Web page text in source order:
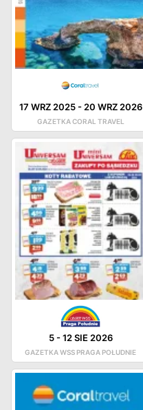
17 WRZ 2025- 20 WRZ 2026
GAZETKA CORAL TRAVEL
5-12 SIE 2026
GAZETKA WSS PRAGA POŁUDNIE